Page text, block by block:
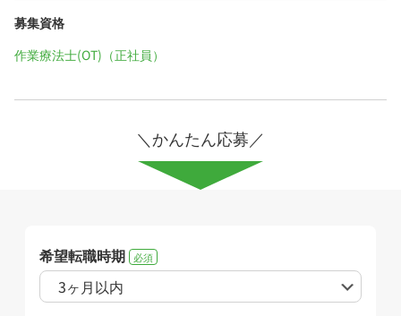
募集資格
作業療法士(OT)（正社員）
＼かんたん応募／
希望転職時期 必須